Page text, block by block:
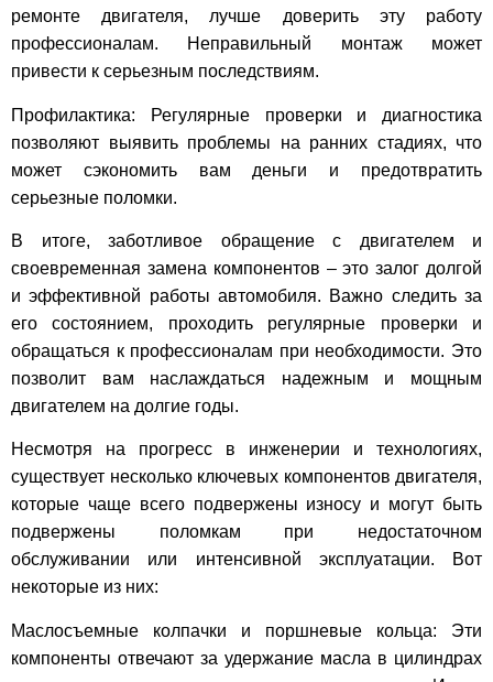
ремонте двигателя, лучше доверить эту работу
профессионалам. Неправильный монтаж может
привести к серьезным последствиям.
Профилактика: Регулярные проверки и диагностика
позволяют выявить проблемы на ранних стадиях, что
может сэкономить вам деньги и предотвратить
серьезные поломки.
В итоге, заботливое обращение с двигателем и
своевременная замена компонентов – это залог долгой
и эффективной работы автомобиля. Важно следить за
его состоянием, проходить регулярные проверки и
обращаться к профессионалам при необходимости. Это
позволит вам наслаждаться надежным и мощным
двигателем на долгие годы.
Несмотря на прогресс в инженерии и технологиях,
существует несколько ключевых компонентов двигателя,
которые чаще всего подвержены износу и могут быть
подвержены поломкам при недостаточном
обслуживании или интенсивной эксплуатации. Вот
некоторые из них:
Маслосъемные колпачки и поршневые кольца: Эти
компоненты отвечают за удержание масла в цилиндрах